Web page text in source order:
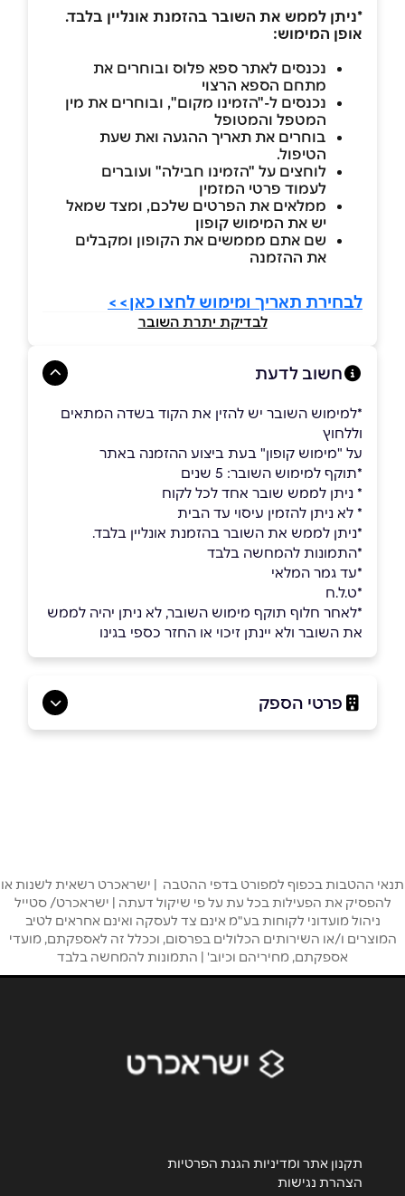
*ניתן לממש את השובר בהזמנת אונליין בלבד.
אופן המימוש:
נכנסים לאתר ספא פלוס ובוחרים את
מתחם הספא הרצוי
נכנסים ל-"הזמינו מקום", ובוחרים את מין
המטפל והמטופל
בוחרים את תאריך ההגעה ואת שעת
הטיפול.
לוחצים על "הזמינו חבילה" ועוברים
לעמוד פרטי המזמין
ממלאים את הפרטים שלכם, ומצד שמאל
יש את המימוש קופון
שם אתם מממשים את הקופון ומקבלים
את ההזמנה
לבחירת תאריך ומימוש לחצו כאן>>
לבדיקת יתרת השובר
חשוב לדעת
*למימוש השובר יש להזין את הקוד בשדה המתאים
וללחוץ
על "מימוש קופון" בעת ביצוע ההזמנה באתר
*תוקף למימוש השובר: 5 שנים
* ניתן לממש שובר אחד לכל לקוח
* לא ניתן להזמין עיסוי עד הבית
*ניתן לממש את השובר בהזמנת אונליין בלבד.​​​​​​​
*התמונות להמחשה בלבד
*עד גמר המלאי
*ט.ל.ח
*לאחר חלוף תוקף מימוש השובר, לא ניתן יהיה לממש
את השובר ולא יינתן זיכוי או החזר כספי בגינו
פרטי הספק
אימייל*
נושא*
תנאי ההטבות בכפוף למפורט בדפי ההטבה | ישראכרט רשאית לשנות או
להפסיק את הפעילות בכל עת על פי שיקול דעתה | ישראכרט/ סטייל
ניהול מועדוני לקוחות בע"מ אינם צד לעסקה ואינם אחראים לטיב
המוצרים ו/או השירותים הכלולים בפרסום, וככלל זה לאספקתם, מועדי
אספקתם, מחיריהם וכיוב' | התמונות להמחשה בלבד
תקנון אתר ומדיניות הגנת הפרטיות
הצהרת נגישות